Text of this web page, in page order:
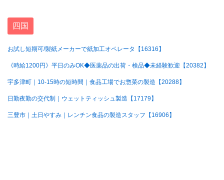
四国
お試し短期可/製紙メーカーで紙加工オペレータ【16316】
《時給1200円》平日のみOK◆医薬品の出荷・検品◆未経験歓迎【20382】
宇多津町｜10-15時の短時間｜食品工場でお惣菜の製造【20288】
日勤夜勤の交代制｜ウェットティッシュ製造【17179】
三豊市｜土日やすみ｜レンチン食品の製造スタッフ【16906】